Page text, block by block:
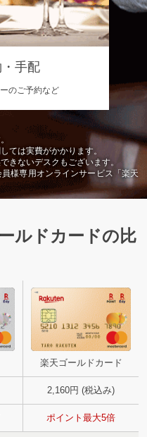
手配
のご予約など
ては実費がかかります。
きないデスクもございます。
様専用オンラインサービス「楽天
ルドカードの比
楽天ゴールドカード
2,160円 (税込み)
ポイント最大5倍